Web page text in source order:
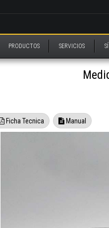
PRODUCTOS SERVICIOS
Ficha Tecnica Manual